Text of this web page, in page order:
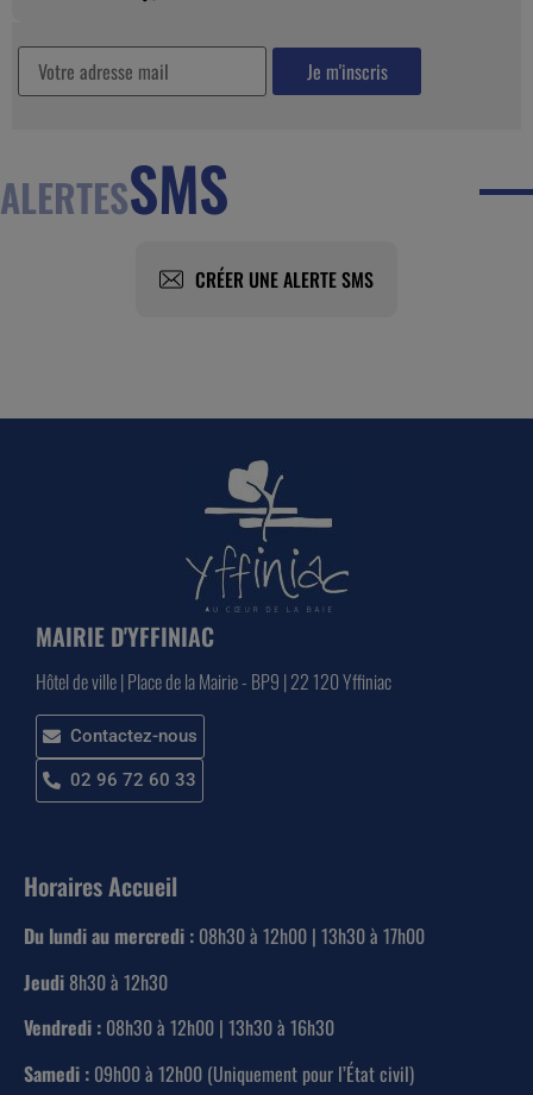
ALERTESSMS
CRÉER UNE ALERTE SMS
MAIRIE D'YFFINIAC
Hôtel de ville | Place de la Mairie - BP9 | 22 120 Yffiniac
Contactez-nous
02 96 72 60 33
Horaires Accueil
Du lundi au mercredi : 08h30 à 12h00 | 13h30 à 17h00
Jeudi 8h30 à 12h30
Vendredi : 08h30 à 12h00 | 13h30 à 16h30
Samedi : 09h00 à 12h00 (Uniquement pour l’État civil)